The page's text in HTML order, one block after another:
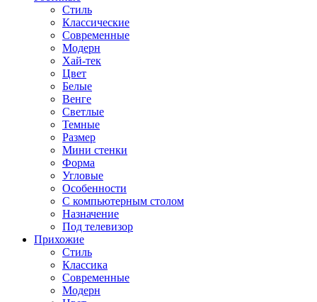
Стиль
Классические
Современные
Модерн
Хай-тек
Цвет
Белые
Венге
Светлые
Темные
Размер
Мини стенки
Форма
Угловые
Особенности
С компьютерным столом
Назначение
Под телевизор
Прихожие
Стиль
Классика
Современные
Модерн